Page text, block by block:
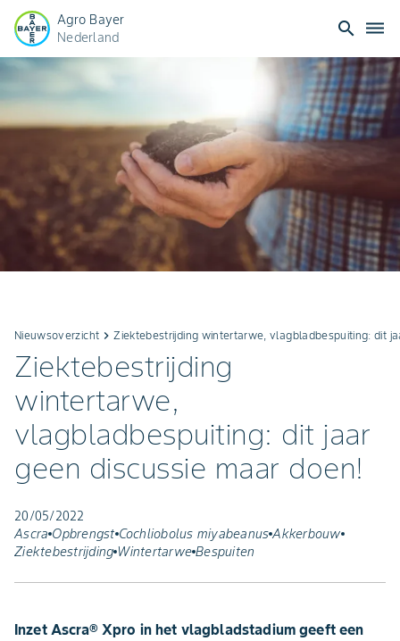
Agro Bayer
Nederland
search dehaze
Nieuwsoverzicht keyboard_arrow_rightZiektebestrijding wintertarwe, vlagbladbespuiting: dit
Ziektebestrijding
wintertarwe,
vlagbladbespuiting: dit jaar
geen discussie maar doen!
20/05/2022
Ascra Opbrengst Cochliobolus miyabeanus Akkerbouw
Ziektebestrijding Wintertarwe Bespuiten
Inzet Ascra® Xpro in het vlagbladstadium geeft een